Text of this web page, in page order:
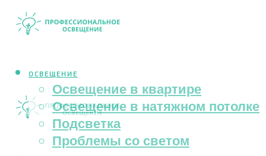
ОСВЕЩЕНИЕ
Освещение в квартире
Освещение в натяжном потолке
Подсветка
Проблемы со светом